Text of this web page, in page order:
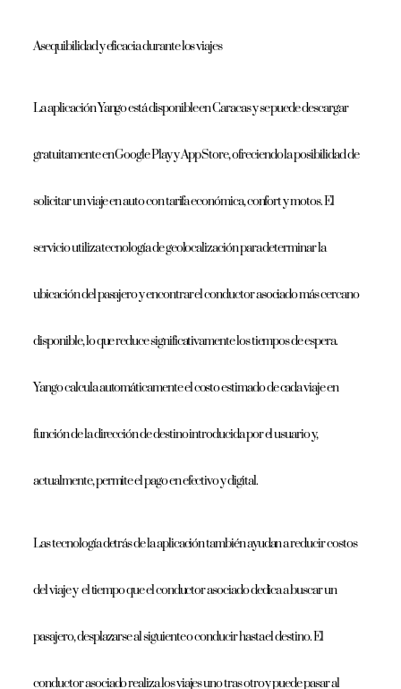
Asequibilidad y eficacia durante los viajes
La aplicación Yango está disponible en Caracas y se puede descargar
gratuitamente en Google Play y App Store, ofreciendo la posibilidad de
solicitar un viaje en auto con tarifa económica, confort y motos. El
servicio utiliza tecnología de geolocalización para determinar la
ubicación del pasajero y encontrar el conductor asociado más cercano
disponible, lo que reduce significativamente los tiempos de espera.
Yango calcula automáticamente el costo estimado de cada viaje en
función de la dirección de destino introducida por el usuario y,
actualmente, permite el pago en efectivo y digital.
Las tecnología detrás de la aplicación también ayudan a reducir costos
del viaje y el tiempo que el conductor asociado dedica a buscar un
pasajero, desplazarse al siguiente o conducir hasta el destino. El
conductor asociado realiza los viajes uno tras otro y puede pasar al